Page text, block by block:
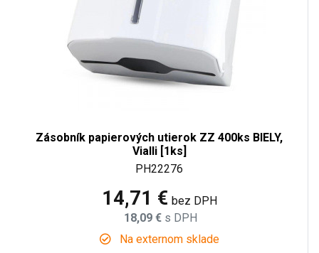
Zásobník papierových utierok ZZ 400ks BIELY,
Vialli [1ks]
PH22276
14,71 € bez DPH
18,09 € s DPH
Na externom sklade